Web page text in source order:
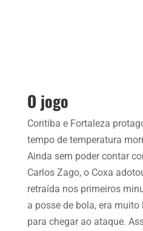
O jogo
Coritiba e Fortaleza
tempo de temperatura
Ainda sem poder contar
Carlos Zago, o Coxa
retraída nos primeiros
a posse de bola, era
para chegar ao ataque.